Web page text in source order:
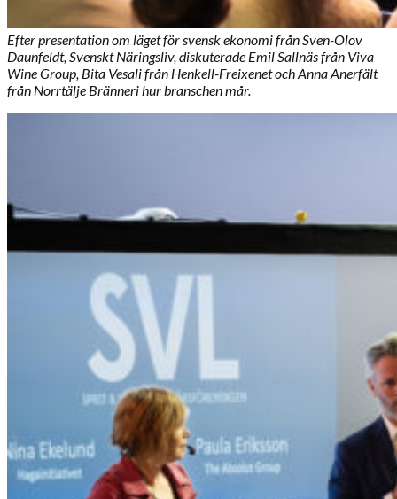
Efter presentation om läget för svensk ekonomi från Sven-Olov
Daunfeldt, Svenskt Näringsliv, diskuterade Emil Sallnäs från Viva
Wine Group, Bita Vesali från Henkell-Freixenet och Anna Anerfält
från Norrtälje Bränneri hur branschen mår.